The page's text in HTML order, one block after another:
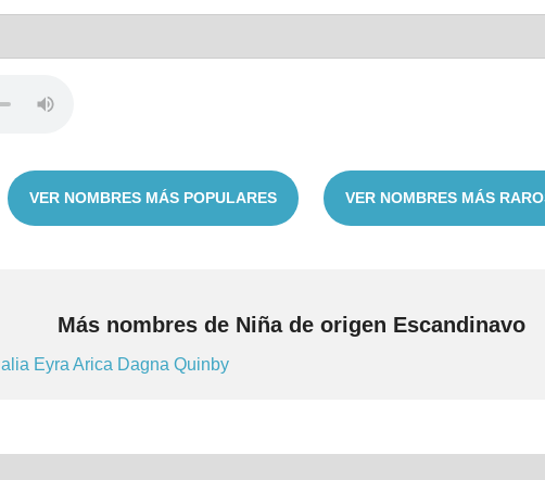
VER NOMBRES MÁS POPULARES VER NOMBRES MÁS
Más nombres de Niña de origen Escandinavo
Eyra Arica Dagna Quinby